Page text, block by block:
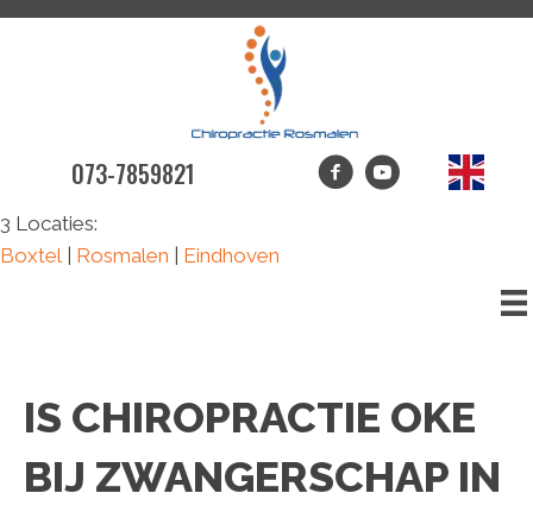
073-7859821
3 Locaties:
Boxtel
Rosmalen Eindhoven
IS CHIROPRACTIE OKE
BIJ ZWANGERSCHAP IN